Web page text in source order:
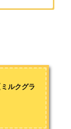
～
クグラス～
ルクグラ